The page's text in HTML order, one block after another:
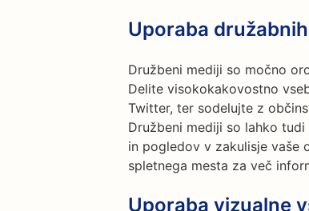
Uporaba
Družbeni mediji so močno
Delite visokokakovostno
Twitter, ter sodelujte z
Družbeni mediji so lahko
in pogledov v zakulisje vaše
spletnega mesta za več
Uporaba vizualne